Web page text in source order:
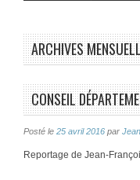
ARCHIVES
CONSEIL
Posté le 25 avril 2016 par
Reportage de Jean-